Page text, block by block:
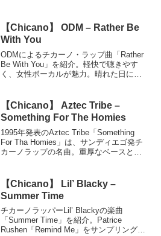
【Chicano】 ODM – Rather Be
With You
ODMによるチカーノ・ラップ曲「Rather
Be With You」を紹介。軽快で聴きやす
く、女性ボーカルが魅力。晴れた日に合
【Chicano】 Aztec Tribe –
Something For The Homies
1995年発表のAztec Tribe「Something
For Tha Homies」は、サンディエゴ発チ
カーノラップの名曲。重厚なベースと個
【Chicano】 Lil’ Blacky –
Summer Time
チカーノラッパーLil’ Blackyの楽曲
「Summer Time」を紹介。Patrice
Rushen「Remind Me」をサンプリング